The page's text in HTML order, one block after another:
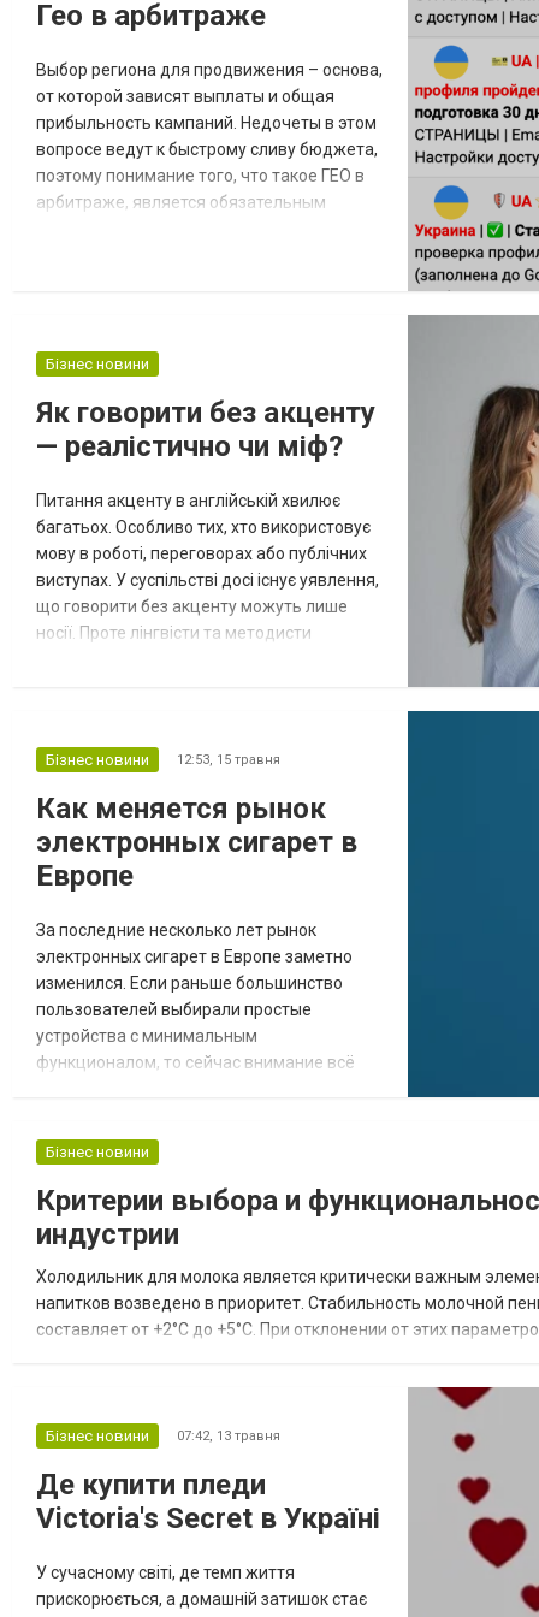
многих сферах торговли именно
Гео в арбитраже
Выбор региона для продвижения – основа,
от которой зависят выплаты и общая
прибыльность кампаний. Недочеты в этом
вопросе ведут к быстрому сливу бюджета,
поэтому понимание того, что такое ГЕО в
арбитраже, является обязательным
покупательских паттернов. Когда вы
Бізнес новини
Як говорити без акценту
— реалістично чи міф?
Питання акценту в англійській хвилює
багатьох. Особливо тих, хто використовує
мову в роботі, переговорах або публічних
виступах. У суспільстві досі існує уявлення,
що говорити без акценту можуть лише
носії. Проте лінгвісти та методисти
словниковий запас. Саме тому компанії все
Бізнес новини 12:53, 15 травня
Как меняется рынок
электронных сигарет в
Европе
За последние несколько лет рынок
электронных сигарет в Европе заметно
изменился. Если раньше большинство
пользователей выбирали простые
устройства с минимальным
функционалом, то сейчас внимание всё
этом ассортимент становится шире, а сами
устройства — более адаптированными под
повседневное использование. Какие
тенденции сейчас заметны сильнее всего
Изменения касаются не только внешнег...
Бізнес новини
Критерии выбора и
индустрии
Холодильник для молока является критически важным
напитков возведено в приоритет. Стабильность молочной
составляет от +2°C до +5°C. При отклонении от этих
Бізнес новини 07:42, 13 травня
Де купити пледи
Victoria's Secret в Україні
У сучасному світі, де темп життя
прискорюється, а домашній затишок стає